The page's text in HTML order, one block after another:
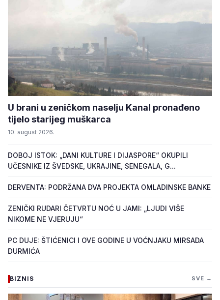
U brani u zeničkom naselju Kanal pronađeno
tijelo starijeg muškarca
10. august 2026.
DOBOJ ISTOK: „DANI KULTURE I DIJASPORE“ OKUPILI
UČESNIKE IZ ŠVEDSKE, UKRAJINE, SENEGALA, G...
DERVENTA: PODRŽANA DVA PROJEKTA OMLADINSKE BANKE
ZENIČKI RUDARI ČETVRTU NOĆ U JAMI: „LJUDI VIŠE
NIKOME NE VJERUJU“
PC DUJE: ŠTIĆENICI I OVE GODINE U VOĆNJAKU MIRSADA
DURMIĆA
BIZNIS SVE →